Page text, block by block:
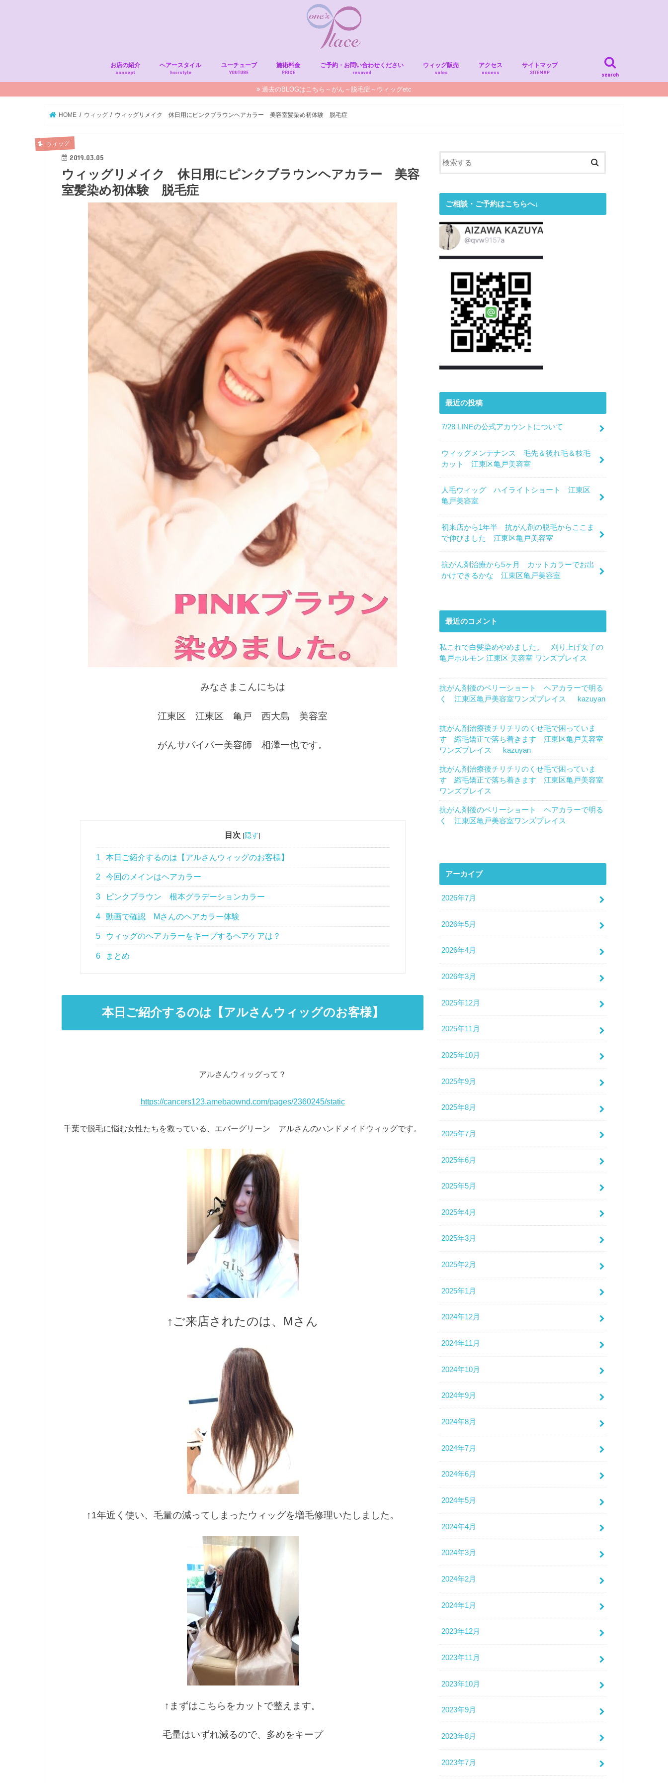
search
お店の紹介
concept
ヘアースタイル
hairstyle
ユーチューブ
YOUTUBE
施術料金
PRICE
ご予約・お問い合わせください
resaved
ウィッグ販売
sales
アクセス
access
サイトマップ
SITEMAP
過去のBLOGはこちら～がん～脱毛症～ウィッグetc
HOME ウィッグ ウィッグリメイク 休日用にピンクブラウンヘアカラー 美容室髪染め初体験 脱毛症
ウィッグ
2019.03.05
ウィッグリメイク 休日用にピンクブラウンヘアカラー 美容
室髪染め初体験 脱毛症
みなさまこんにちは
江東区 江東区 亀戸 西大島 美容室
がんサバイバー美容師 相澤一也です。
目次 [隠す]
1 本日ご紹介するのは【アルさんウィッグのお客様】
2 今回のメインはヘアカラー
3 ピンクブラウン 根本グラデーションカラー
4 動画で確認 Mさんのヘアカラー体験
5 ウィッグのヘアカラーをキープするヘアケアは？
6 まとめ
本日ご紹介するのは【アルさんウィッグのお客様】
アルさんウィッグって？
https://cancers123.amebaownd.com/pages/2360245/static
千葉で脱毛に悩む女性たちを救っている、エバーグリーン アルさんのハンドメイドウィッグです。
↑ご来店されたのは、Mさん
↑1年近く使い、毛量の減ってしまったウィッグを増毛修理いたしました。
↑まずはこちらをカットで整えます。
毛量はいずれ減るので、多めをキープ
ご相談・ご予約はこちらへ↓
最近の投稿
7/28 LINEの公式アカウントについて
ウィッグメンテナンス 毛先＆後れ毛＆枝毛
カット 江東区亀戸美容室
人毛ウィッグ ハイライトショート 江東区
亀戸美容室
初来店から1年半 抗がん剤の脱毛からここま
で伸びました 江東区亀戸美容室
抗がん剤治療から5ヶ月 カットカラーでお出
かけできるかな 江東区亀戸美容室
最近のコメント
私これで白髪染めやめました。 刈り上げ女子の
亀戸ホルモン 江東区 美容室 ワンズプレイス
抗がん剤後のベリーショート ヘアカラーで明る
く 江東区亀戸美容室ワンズプレイス
kazuyan
抗がん剤治療後チリチリのくせ毛で困っていま
す 縮毛矯正で落ち着きます 江東区亀戸美容室
ワンズプレイス
kazuyan
抗がん剤治療後チリチリのくせ毛で困っていま
す 縮毛矯正で落ち着きます 江東区亀戸美容室
ワンズプレイス
抗がん剤後のベリーショート ヘアカラーで明る
く 江東区亀戸美容室ワンズプレイス
アーカイブ
2026年7月
2026年5月
2026年4月
2026年3月
2025年12月
2025年11月
2025年10月
2025年9月
2025年8月
2025年7月
2025年6月
2025年5月
2025年4月
2025年3月
2025年2月
2025年1月
2024年12月
2024年11月
2024年10月
2024年9月
2024年8月
2024年7月
2024年6月
2024年5月
2024年4月
2024年3月
2024年2月
2024年1月
2023年12月
2023年11月
2023年10月
2023年9月
2023年8月
2023年7月